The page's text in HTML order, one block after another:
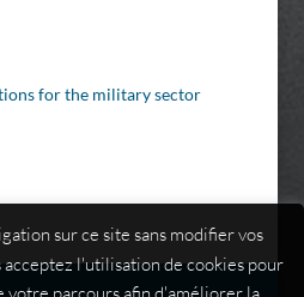
for the military sector
sur ce site sans modifier vos
acceptez l'utilisation de cookies pour